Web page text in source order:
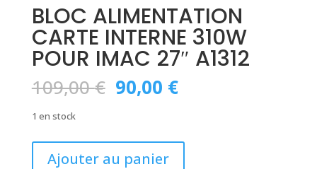
BLOC ALIMENTATION
CARTE INTERNE 310W
POUR IMAC 27″ A1312
109,00€ Le
prix
était :
109,00 €.
90,00 €Le
prix
est :
90,00 €.
1 en stock
Ajouter au panier